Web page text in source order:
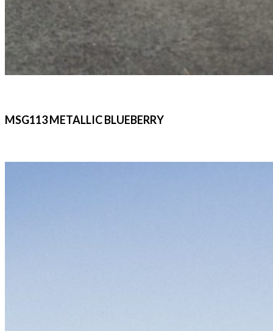
MSG113 METALLIC BLUEBERRY